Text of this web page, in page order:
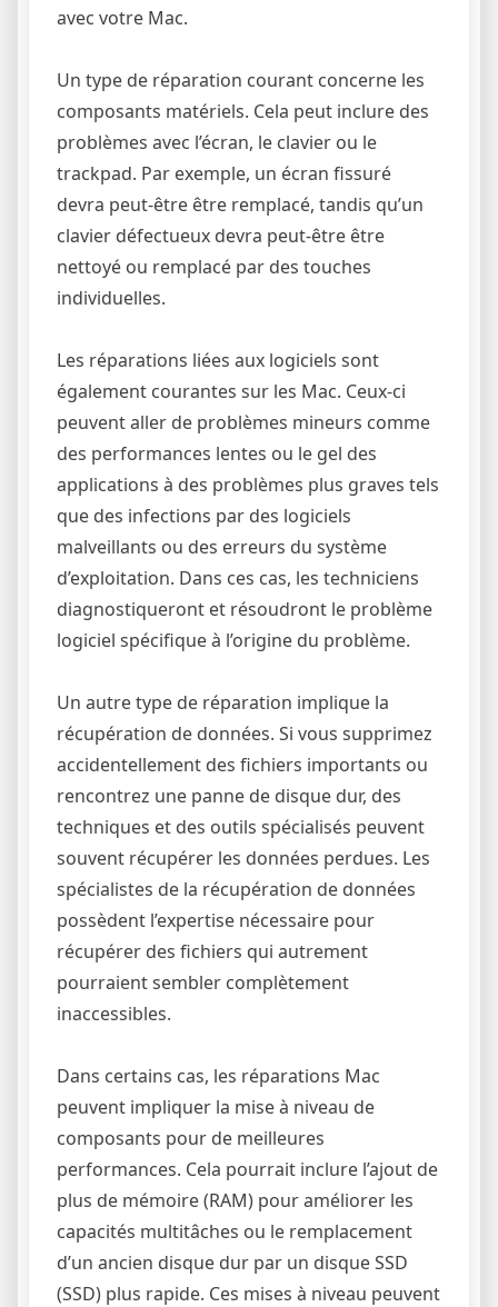
avec votre Mac.
Un type de réparation courant concerne les
composants matériels. Cela peut inclure des
problèmes avec l’écran, le clavier ou le
trackpad. Par exemple, un écran fissuré
devra peut-être être remplacé, tandis qu’un
clavier défectueux devra peut-être être
nettoyé ou remplacé par des touches
individuelles.
Les réparations liées aux logiciels sont
également courantes sur les Mac. Ceux-ci
peuvent aller de problèmes mineurs comme
des performances lentes ou le gel des
applications à des problèmes plus graves tels
que des infections par des logiciels
malveillants ou des erreurs du système
d’exploitation. Dans ces cas, les techniciens
diagnostiqueront et résoudront le problème
logiciel spécifique à l’origine du problème.
Un autre type de réparation implique la
récupération de données. Si vous supprimez
accidentellement des fichiers importants ou
rencontrez une panne de disque dur, des
techniques et des outils spécialisés peuvent
souvent récupérer les données perdues. Les
spécialistes de la récupération de données
possèdent l’expertise nécessaire pour
récupérer des fichiers qui autrement
pourraient sembler complètement
inaccessibles.
Dans certains cas, les réparations Mac
peuvent impliquer la mise à niveau de
composants pour de meilleures
performances. Cela pourrait inclure l’ajout de
plus de mémoire (RAM) pour améliorer les
capacités multitâches ou le remplacement
d’un ancien disque dur par un disque SSD
(SSD) plus rapide. Ces mises à niveau peuvent